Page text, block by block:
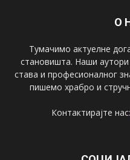
О
Тумачимо актуелне
становишта. Наши
става и професионалног
пишемо храбро и
Контактирајте нас: